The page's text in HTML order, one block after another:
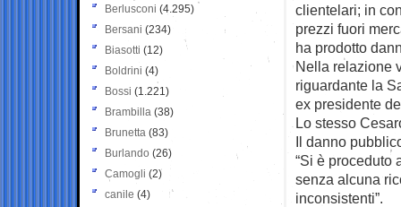
clientelari; in
prezzi fuori
ha prodotto
Nella relazione
riguardante la
ex presidente
Lo stesso
Il danno
“Si è
senza alcuna
inconsistenti”.
Berlusconi (4.295)
Bersani (234)
Biasotti (12)
Boldrini (4)
Bossi (1.221)
Brambilla (38)
Brunetta (83)
Burlando (26)
Camogli (2)
canile (4)